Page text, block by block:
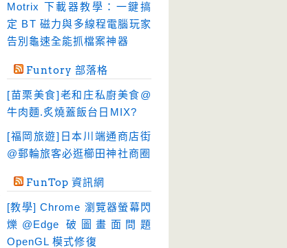
文書工具 (91)
畫面擷取 (36)
看圖程式 (17)
硬碟工具 (64)
系統工具 (242)
(188)
翻譯軟體 (3)
Motrix 下載器教學：一鍵搞
定 BT 磁力與多線程電腦玩家
告別龜速全能抓檔案神器
Funtory 部落格
[苗栗美食]老和庄私廚美食@
牛肉麵.炙燒蓋飯台日MIX?
[福岡旅遊]日本川端通商店街
@郵輪旅客必逛櫛田神社商圈
FunTop 資訊網
[教學] Chrome 瀏覽器螢幕閃
爍@Edge 破圖畫面問題
OpenGL 模式修復